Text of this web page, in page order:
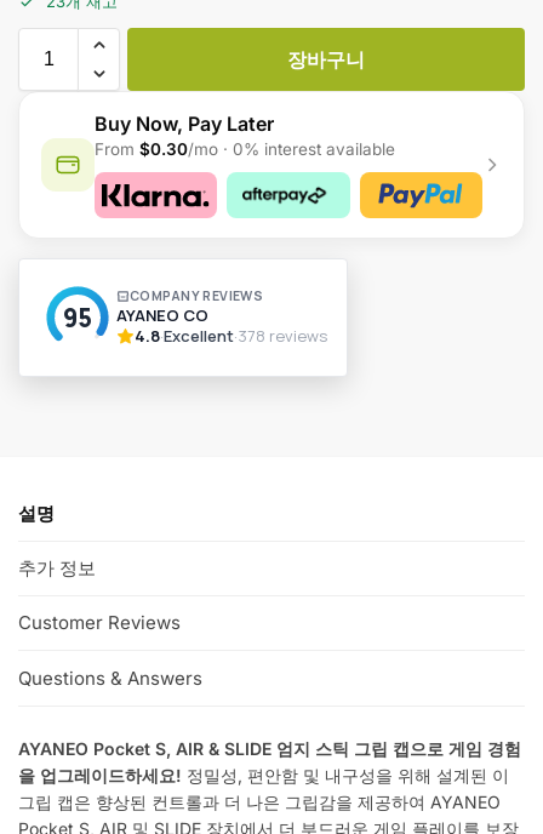
장바구니
Buy Now, Pay Later
From $0.30/mo · 0% interest available
e
설명
추가 정보
Customer Reviews
Questions & Answers
AYANEO Pocket S, AIR & SLIDE 엄지 스틱 그립 캡으로 게임 경험
을 업그레이드하세요! 정밀성, 편안함 및 내구성을 위해 설계된 이
그립 캡은 향상된 컨트롤과 더 나은 그립감을 제공하여 AYANEO
Pocket S, AIR 및 SLIDE 장치에서 더 부드러운 게임 플레이를 보장